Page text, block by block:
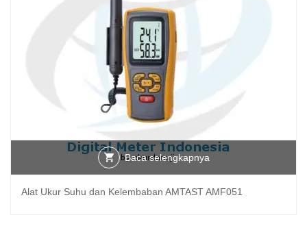
Baca selengkapnya
Alat Ukur Suhu dan Kelembaban AMTAST AMF051